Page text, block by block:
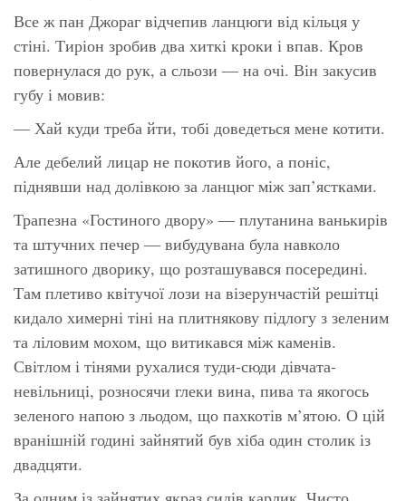
Все ж пан Джораг відчепив ланцюги від кільця у
стіні. Тиріон зробив два хиткі кроки і впав. Кров
повернулася до рук, а сльози — на очі. Він закусив
губу і мовив:
— Хай куди треба йти, тобі доведеться мене котити.
Але дебелий лицар не покотив його, а поніс,
піднявши над долівкою за ланцюг між зап’ястками.
Трапезна «Гостиного двору» — плутанина ванькирів
та штучних печер — вибудувана була навколо
затишного дворику, що розташувався посередині.
Там плетиво квітучої лози на візерунчастій решітці
кидало химерні тіні на плитнякову підлогу з зеленим
та ліловим мохом, що витикався між каменів.
Світлом і тінями рухалися туди-сюди дівчата-
невільниці, розносячи глеки вина, пива та якогось
зеленого напою з льодом, що пахкотів м’ятою. О цій
вранішній годині зайнятий був хіба один столик із
двадцяти.